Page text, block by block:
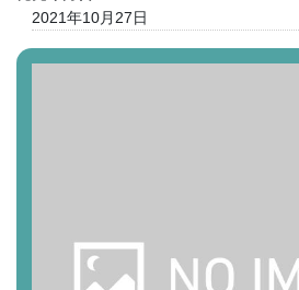
2021年10月27日